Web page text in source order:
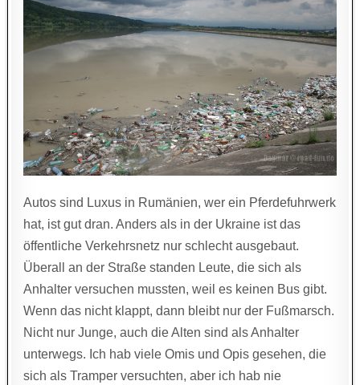
Autos sind Luxus in Rumänien, wer ein Pferdefuhrwerk
hat, ist gut dran. Anders als in der Ukraine ist das
öffentliche Verkehrsnetz nur schlecht ausgebaut.
Überall an der Straße standen Leute, die sich als
Anhalter versuchen mussten, weil es keinen Bus gibt.
Wenn das nicht klappt, dann bleibt nur der Fußmarsch.
Nicht nur Junge, auch die Alten sind als Anhalter
unterwegs. Ich hab viele Omis und Opis gesehen, die
sich als Tramper versuchten, aber ich hab nie